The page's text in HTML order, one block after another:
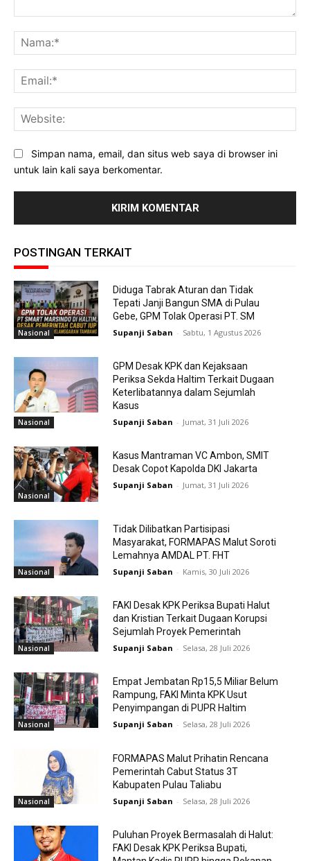
Simpan nama, email, dan situs web saya di browser ini
untuk lain kali saya berkomentar.
POSTINGAN TERKAIT
Nasional
Diduga Tabrak Aturan dan Tidak
Tepati Janji Bangun SMA di Pulau
Gebe, GPM Tolak Operasi PT. SM
Supanji Saban - Sabtu, 1 Agustus 2026
Nasional
GPM Desak KPK dan Kejaksaan
Periksa Sekda Haltim Terkait Dugaan
Keterlibatannya dalam Sejumlah
Kasus
Supanji Saban - Jumat, 31 Juli 2026
Nasional
Kasus Mantraman VC Ambon, SMIT
Desak Copot Kapolda DKI Jakarta
Supanji Saban - Jumat, 31 Juli 2026
Nasional
Tidak Dilibatkan Partisipasi
Masyarakat, FORMAPAS Malut Soroti
Lemahnya AMDAL PT. FHT
Supanji Saban - Kamis, 30 Juli 2026
Nasional
FAKI Desak KPK Periksa Bupati Halut
dan Kristian Terkait Dugaan Korupsi
Sejumlah Proyek Pemerintah
Supanji Saban - Selasa, 28 Juli 2026
Nasional
Empat Jembatan Rp15,5 Miliar Belum
Rampung, FAKI Minta KPK Usut
Penyimpangan di PUPR Haltim
Supanji Saban - Selasa, 28 Juli 2026
Nasional
FORMAPAS Malut Prihatin Rencana
Pemerintah Cabut Status 3T
Kabupaten Pulau Taliabu
Supanji Saban - Selasa, 28 Juli 2026
Puluhan Proyek Bermasalah di Halut:
FAKI Desak KPK Periksa Bupati,